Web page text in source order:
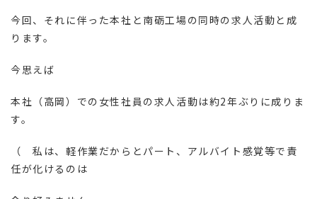
今回、それに伴った本社と南砺工場の同時の求人活動と成
ります。
今思えば
本社（高岡）での女性社員の求人活動は約2年ぶりに成りま
す。
（ 私は、軽作業だからとパート、アルバイト感覚等で責
任が化けるのは